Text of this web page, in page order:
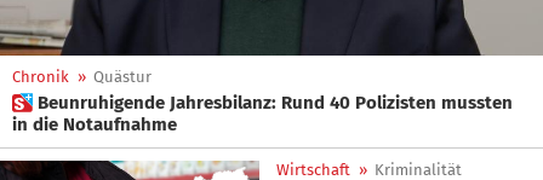
Chronik » Quästur
 Beunruhigende Jahresbilanz: Rund 40 Polizisten mussten
in die Notaufnahme
Wirtschaft » Kriminalität